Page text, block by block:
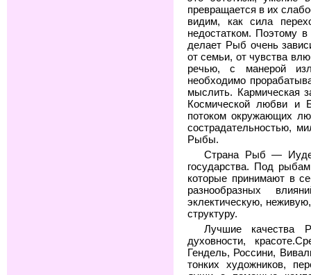
превращается в их
видим, как сила
недостатком. Поэтому
делает Рыб очень
от семьи, от чувства
речью, с манерой
необходимо
мыслить. Кармическая
Космической любви и
потоком окружающих
сострадательностью,
Рыбы.
Страна Рыб —
государства. Под
которые принимают в
разнообразных
эклектическую,
структуру.
Лучшие качества
духовности,
Гендель, Россини,
тонких художников,